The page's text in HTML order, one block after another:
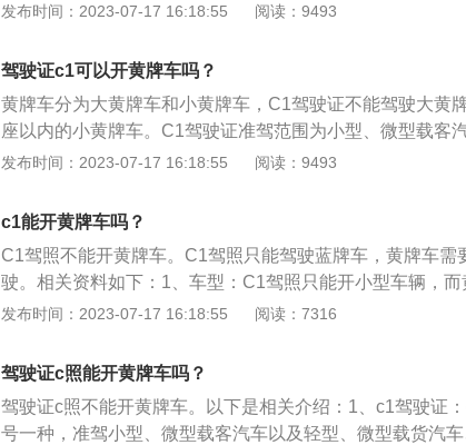
面包车。驾驶黄牌车要B照以上并且需要办营运证。C1驾驶
乘坐人数小于或等于9人。 C1驾证不能驾驶：大型客车、牵
中型客车、大型货车、普通三轮摩托车、普通二轮摩托车、
行机械车、无轨电车、有轨电车。同时，C1证不能驾驶多
驶总长度不能超过6米的货车。
发布时间：2023-07-17 16:18:55 阅读：9493
驾驶证c1可以开黄牌车吗？
黄牌车分为大黄牌车和小黄牌车，C1驾驶证不能驾驶大黄
座以内的小黄牌车。C1驾驶证准驾范围为小型、微型载客
汽车；轻、小、微型专项作业车；小型载客汽车乘坐人数小
轮摩托车、普通二轮摩托车、轻便摩托车、轮式自行机械车
车。同时，C1证不能驾驶多出9座的车辆，不能驾驶总长度
车。 C1驾驶证是机动车驾驶证代号的一种。考取C1驾驶证
岁，最高没有上限限制。但70岁以上人员申领，必须通过
应能力等测试。
发布时间：2023-07-17 16:18:55 阅读：9493
c1能开黄牌车吗？
C1驾照不能开黄牌车。C1驾照只能驾驶蓝牌车，黄牌车需
驶。相关资料如下：1、车型：C1驾照只能开小型车辆，
辆或大型车辆。2、C1准驾车型：C1准驾小型、微型载客
客车，需要B1驾驶证；如果是黄牌货车，需要B2驾驶证。4
驾照的准驾车型为中型客车，不超过6米，核定载客人数10
（含）以下的中型载客汽车。
发布时间：2023-07-17 16:18:55 阅读：7316
驾驶证c照能开黄牌车吗？
驾驶证c照不能开黄牌车。以下是相关介绍：1、c1驾驶证
号一种，准驾小型、微型载客汽车以及轻型、微型载货汽